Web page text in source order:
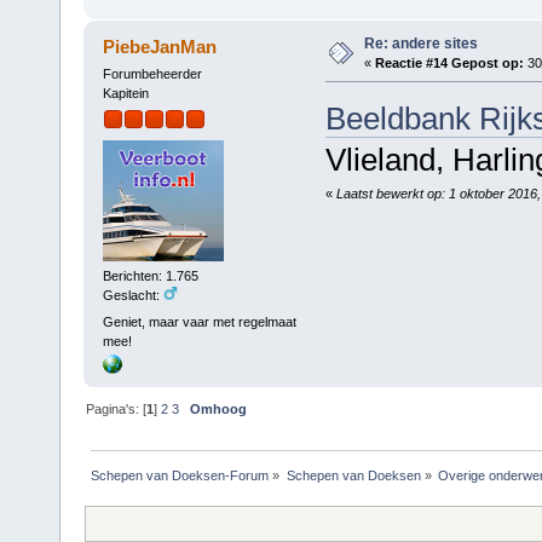
PiebeJanMan
Forumbeheerder
Kapitein
Berichten: 1.765
Geslacht:
Geniet, maar vaar met regelmaat
mee!
Re: andere sites
« Reactie #14 Gepost op:
Beeldbank
Vlieland,
« Laatst bewerkt op: 1 oktober
Pagina's: [1]2 3 Omhoog
Schepen van Doeksen-Forum » Schepen van Doeksen» Overige